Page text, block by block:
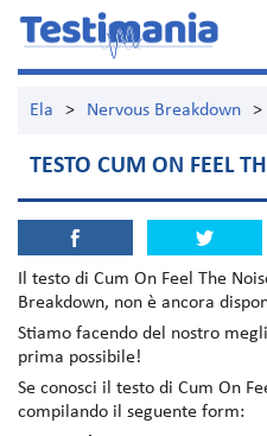
Ela > Nervous Breakdown >
TESTO CUM ON FEEL
Il testo di Cum On Feel The
Breakdown, non è ancora
Stiamo facendo del nostro
prima possibile!
Se conosci il testo di Cum On
compilando il seguente form: